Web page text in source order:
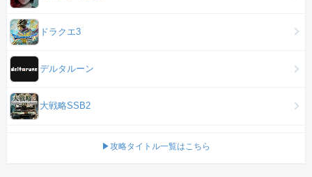
ドラクエ3
デルタルーン
大戦略SSB2
▶攻略タイトル一覧はこちら